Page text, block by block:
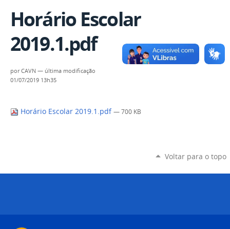
Horário Escolar
2019.1.pdf
porCAVN — última modificação
01/07/2019 13h35
Horário Escolar 2019.1.pdf — 700 KB
Voltar para o topo